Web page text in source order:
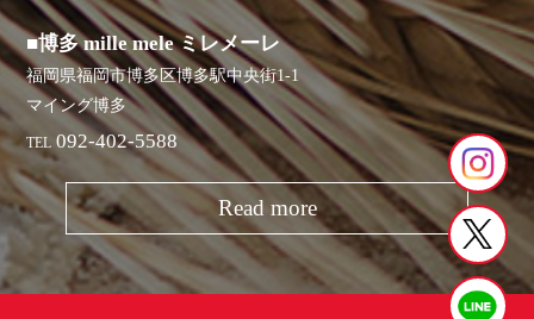
■博多 mille mele ミレメーレ
福岡県福岡市博多区博多駅中央街1-1
マイング博多
TEL 092-402-5588
Read more